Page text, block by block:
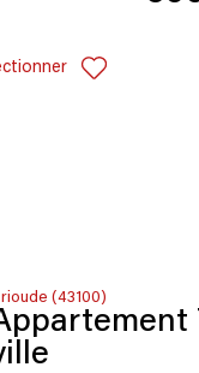
(43100)